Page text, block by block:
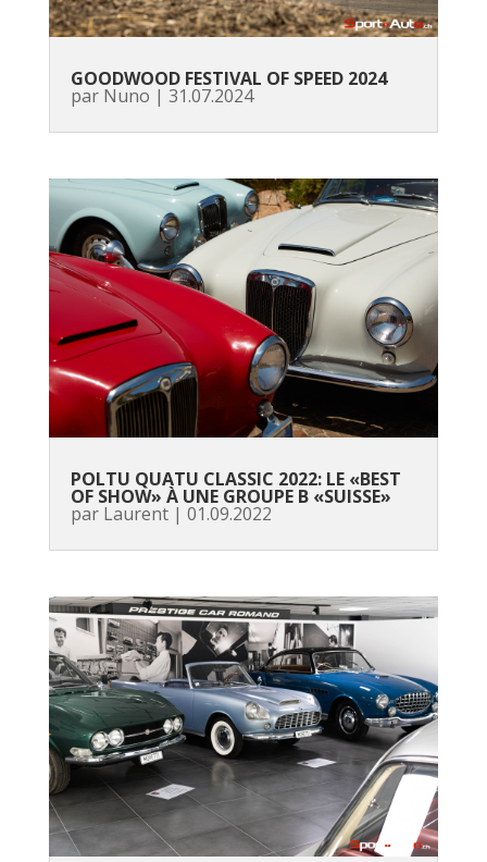
GOODWOOD FESTIVAL OF SPEED 2024
par Nuno | 31.07.2024
POLTU QUATU CLASSIC 2022: LE «BEST
OF SHOW» À UNE GROUPE B «SUISSE»
par Laurent| 01.09.2022